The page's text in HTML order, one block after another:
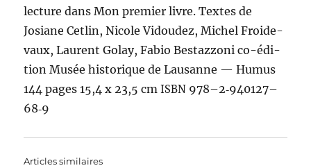
lec­ture dans Mon pre­mier livre. Textes de
Josiane Cetlin, Nicole Vidoudez, Michel Froide­
vaux, Lau­rent Golay, Fabio Bestaz­zoni co-édi­
tion Musée his­torique de Lau­sanne — Humus
144 pages 15,4 x 23,5 cmISBN 978–2‑940127–
68‑9
Articles similaires